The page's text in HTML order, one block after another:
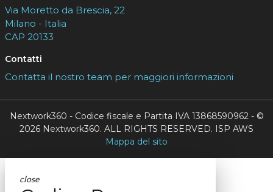
Via Moretto da Brescia, 22
Milano - Italia
CAP 20133
Contatti
Contatta il nostro team per maggiori informazioni
Nextwork360 - Codice fiscale e Partita IVA 13868590962 - ©
2026 Nextwork360. ALL RIGHTS RESERVED. ISP AWS
Mappa del sito
close